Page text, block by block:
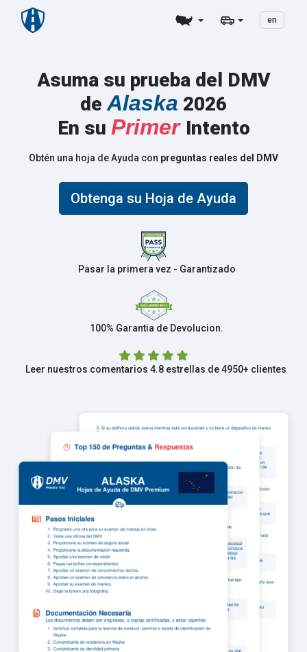
en
Asuma su prueba del DMV
deAlaska 2026
En su Primer Intento
Obtén una hoja de Ayuda con preguntas reales del DMV
Obtenga su Hoja de Ayuda
Pasar la primera vez - Garantizado
100% Garantia de Devolucion.
Leer nuestros comentarios 4.8 estrellas de 4950+ clientes